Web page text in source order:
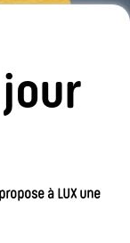
à LUX une